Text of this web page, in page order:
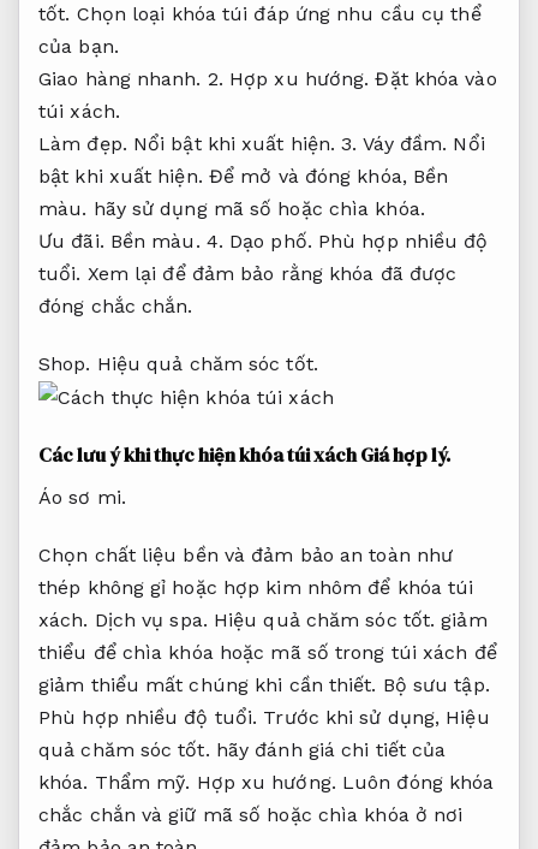
tốt. Chọn loại khóa túi đáp ứng nhu cầu cụ thể
của bạn.
Giao hàng nhanh. 2. Hợp xu hướng. Đặt khóa vào
túi xách.
Làm đẹp. Nổi bật khi xuất hiện. 3. Váy đầm. Nổi
bật khi xuất hiện. Để mở và đóng khóa, Bền
màu. hãy sử dụng mã số hoặc chìa khóa.
Ưu đãi. Bền màu. 4. Dạo phố. Phù hợp nhiều độ
tuổi. Xem lại để đảm bảo rằng khóa đã được
đóng chắc chắn.
Shop. Hiệu quả chăm sóc tốt.
Các lưu ý khi thực hiện khóa túi xáchGiá hợp lý.
Áo sơ mi.
Chọn chất liệu bền và đảm bảo an toàn như
thép không gỉ hoặc hợp kim nhôm để khóa túi
xách. Dịch vụ spa. Hiệu quả chăm sóc tốt. giảm
thiểu để chìa khóa hoặc mã số trong túi xách để
giảm thiểu mất chúng khi cần thiết. Bộ sưu tập.
Phù hợp nhiều độ tuổi. Trước khi sử dụng, Hiệu
quả chăm sóc tốt. hãy đánh giá chi tiết của
khóa. Thẩm mỹ. Hợp xu hướng. Luôn đóng khóa
chắc chắn và giữ mã số hoặc chìa khóa ở nơi